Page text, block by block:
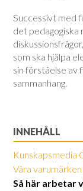
Successivt med
det
som ska hjälpa
sin förståelse av
sammanhang.
INNEHÅLL
Kunskapsmedia
Våra varumärken
Så här arbetar